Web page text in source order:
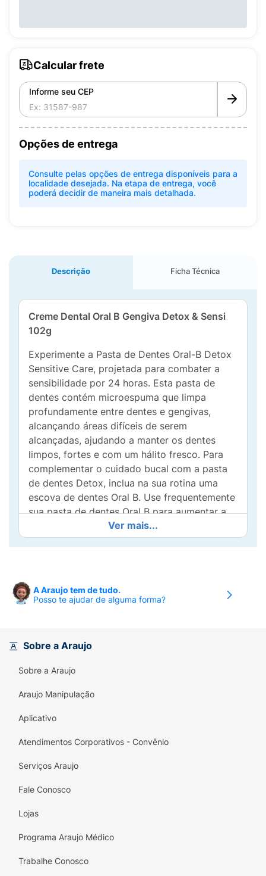
Calcular frete
Informe seu CEP
Opções de entrega
Consulte pelas opções de entrega disponíveis para a
localidade desejada. Na etapa de entrega, você
poderá decidir de maneira mais detalhada.
Descrição Ficha Técnica
Creme Dental Oral B Gengiva Detox & Sensi
102g
Experimente a Pasta de Dentes Oral-B Detox
Sensitive Care, projetada para combater a
sensibilidade por 24 horas. Esta pasta de
dentes contém microespuma que limpa
profundamente entre dentes e gengivas,
alcançando áreas difíceis de serem
alcançadas, ajudando a manter os dentes
limpos, fortes e com um hálito fresco. Para
complementar o cuidado bucal com a pasta
de dentes Detox, inclua na sua rotina uma
escova de dentes Oral B. Use frequentemente
sua pasta de dentes Oral B para aumentar a
resistência do esmalte e prevenir o
aparecimento de Tartar. Com o uso contínuo
• GENGIVAS MAIS SAUDÁVEIS desde o
primeiro uso do creme dental Oral-B Detox.
horas com creme dental Oral-B Detox
creme dental Oral-B Detox contra milhões de
bactérias formadoras de placa.
• SENSAÇÃO REFRESCANTE após a
escovação com creme dental Oral-B Detox.
• Creme dental clinicamente comprovado.
Gengiva Detox Sensitive Care de 75 ml. (102
Ver mais...
A Araujo tem de tudo.
Posso te ajudar de alguma forma?
Sobre a Araujo
Sobre a Araujo
Araujo Manipulação
Aplicativo
Atendimentos Corporativos - Convênio
Serviços Araujo
Fale Conosco
Lojas
Programa Araujo Médico
Trabalhe Conosco